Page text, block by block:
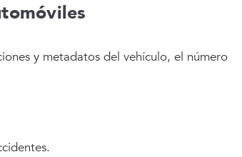
y metadatos del vehículo, el número